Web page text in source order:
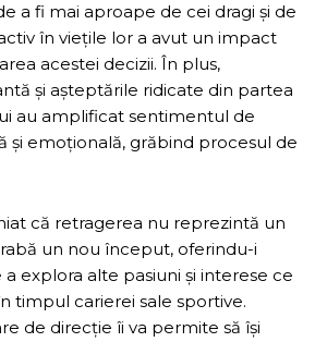
a fi mai aproape de cei dragi și de
în viețile lor a avut un impact
acestei decizii. În plus,
și așteptările ridicate din partea
au amplificat sentimentul de
și emoțională, grăbind procesul de
că retragerea nu reprezintă un
un nou început, oferindu-i
explora alte pasiuni și interese ce
timpul carierei sale sportive.
de direcție îi va permite să își